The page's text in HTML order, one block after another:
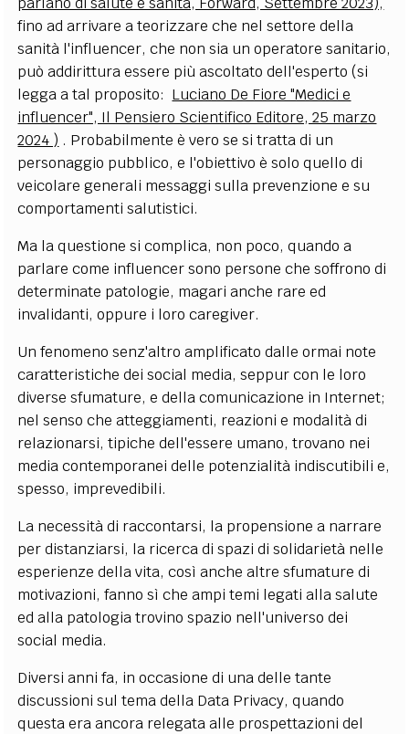
fino ad arrivare a teorizzare che nel settore della
sanità l'influencer, che non sia un operatore sanitario,
può addirittura essere più ascoltato dell'esperto (si
legga a tal proposito: Luciano De Fiore "Medici e
influencer", Il Pensiero Scientifico Editore, 25 marzo
2024 ) . Probabilmente è vero se si tratta di un
personaggio pubblico, e l'obiettivo è solo quello di
veicolare generali messaggi sulla prevenzione e su
comportamenti salutistici.
Ma la questione si complica, non poco, quando a
parlare come influencer sono persone che soffrono di
determinate patologie, magari anche rare ed
invalidanti, oppure i loro caregiver.
Un fenomeno senz'altro amplificato dalle ormai note
caratteristiche dei social media, seppur con le loro
diverse sfumature, e della comunicazione in Internet;
nel senso che atteggiamenti, reazioni e modalità di
relazionarsi, tipiche dell'essere umano, trovano nei
media contemporanei delle potenzialità indiscutibili e,
spesso, imprevedibili.
La necessità di raccontarsi, la propensione a narrare
per distanziarsi, la ricerca di spazi di solidarietà nelle
esperienze della vita, così anche altre sfumature di
motivazioni, fanno sì che ampi temi legati alla salute
ed alla patologia trovino spazio nell'universo dei
social media.
Diversi anni fa, in occasione di una delle tante
discussioni sul tema della Data Privacy, quando
questa era ancora relegata alle prospettazioni del